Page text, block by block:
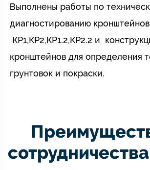
Выполнены работы по
диагностированию кронштейнов
КР1,КР2,КР1.2,КР2.2 и
кронштейнов для определения
грунтовок и покраски.